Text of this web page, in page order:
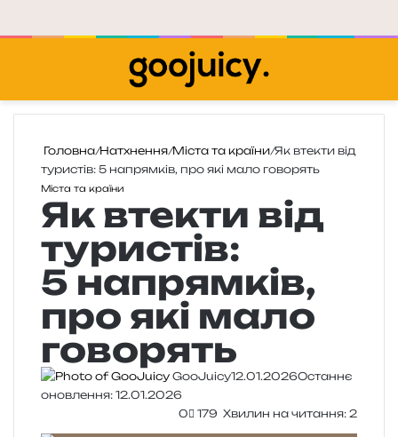
Головна/Натхнення/Міста та країни/Як втекти від
туристів: 5 напрямків, про які мало говорять
Міста та країни
Як втекти від
туристів:
5 напрямків,
про які мало
говорять
GooJuicy12.01.2026Останнє
оновлення: 12.01.2026
0
179 Хвилин на читання: 2